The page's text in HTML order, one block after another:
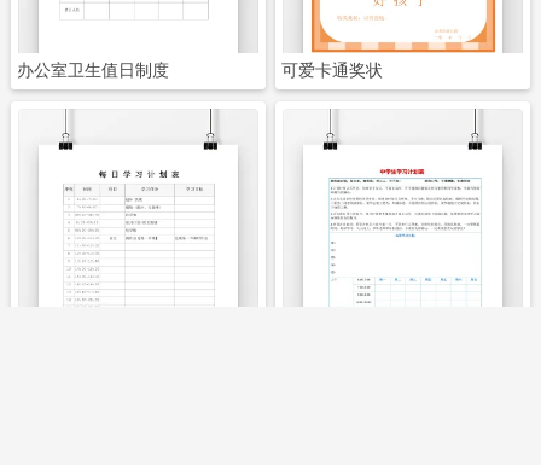
办公室卫生值日制度 可爱卡通奖状
立即下载 立即下载